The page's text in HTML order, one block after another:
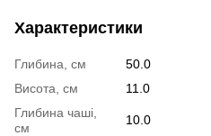
Характеристики
Глибина, см
50.0
Висота, см
11.0
Глибина чаші,
см
10.0